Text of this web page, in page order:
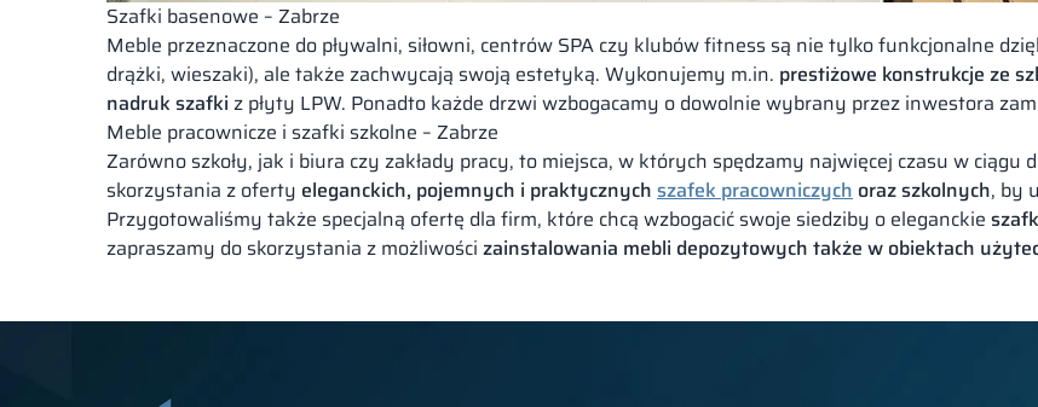
Szafki basenowe – Zabrze
Meble przeznaczone do pływalni, siłowni, centrów SPA czy klubów fitness są nie tylko funkcjonalne
drążki, wieszaki), ale także zachwycają swoją estetyką. Wykonujemy m.in. prestiżowe konstrukcje ze
nadruk szafki z płyty LPW. Ponadto każde drzwi wzbogacamy o dowolnie wybrany przez inwestora
Meble pracownicze i szafki szkolne – Zabrze
Zarówno szkoły, jak i biura czy zakłady pracy, to miejsca, w których spędzamy najwięcej czasu w ciągu
skorzystania z oferty eleganckich, pojemnych i praktycznych szafek pracowniczych orazszkolnych, by
Przygotowaliśmy także specjalną ofertę dla firm, które chcą wzbogacić swoje siedziby o eleganckie
zapraszamy do skorzystania z możliwości zainstalowania mebli depozytowych także w obiektach